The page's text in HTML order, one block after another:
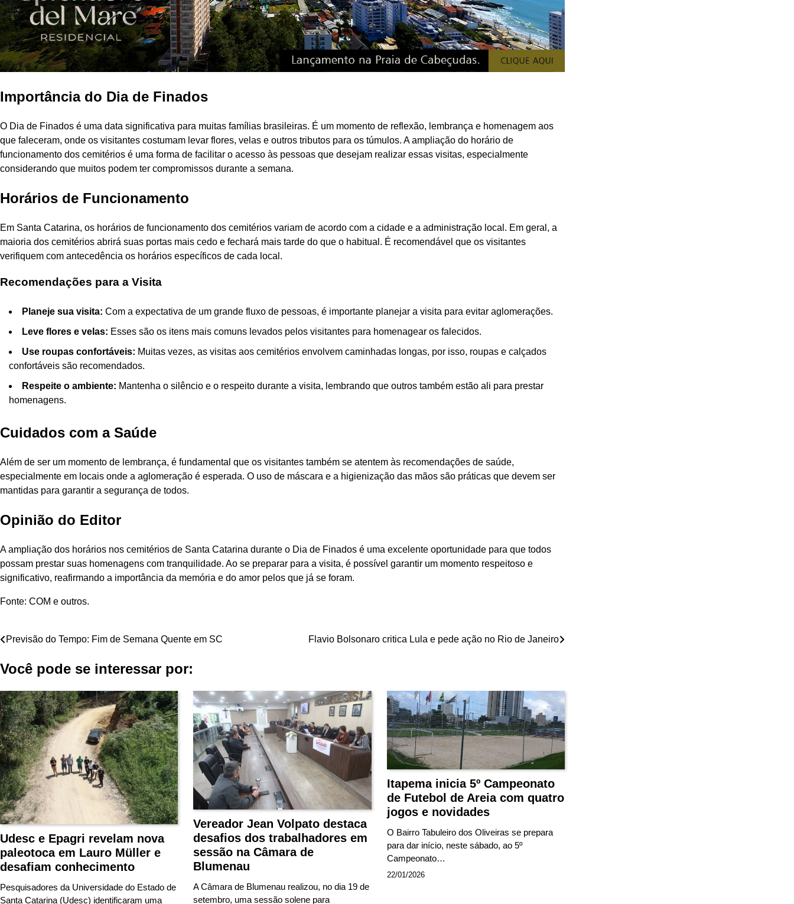
Importância do Dia de Finados
O Dia de Finados é uma data significativa para muitas famílias brasileiras. É um momento de reflexão, lembrança e homenagem aos
que faleceram, onde os visitantes costumam levar flores, velas e outros tributos para os túmulos. A ampliação do horário de
funcionamento dos cemitérios é uma forma de facilitar o acesso às pessoas que desejam realizar essas visitas, especialmente
considerando que muitos podem ter compromissos durante a semana.
Horários de Funcionamento
Em Santa Catarina, os horários de funcionamento dos cemitérios variam de acordo com a cidade e a administração local. Em geral, a
maioria dos cemitérios abrirá suas portas mais cedo e fechará mais tarde do que o habitual. É recomendável que os visitantes
verifiquem com antecedência os horários específicos de cada local.
Recomendações para a Visita
Planeje sua visita: Com a expectativa de um grande fluxo de pessoas, é importante planejar a visita para evitar aglomerações.
Leve flores e velas: Esses são os itens mais comuns levados pelos visitantes para homenagear os falecidos.
Use roupas confortáveis: Muitas vezes, as visitas aos cemitérios envolvem caminhadas longas, por isso, roupas e calçados
confortáveis são recomendados.
Respeite o ambiente: Mantenha o silêncio e o respeito durante a visita, lembrando que outros também estão ali para prestar
homenagens.
Cuidados com a Saúde
Além de ser um momento de lembrança, é fundamental que os visitantes também se atentem às recomendações de saúde,
especialmente em locais onde a aglomeração é esperada. O uso de máscara e a higienização das mãos são práticas que devem ser
mantidas para garantir a segurança de todos.
Opinião do Editor
A ampliação dos horários nos cemitérios de Santa Catarina durante o Dia de Finados é uma excelente oportunidade para que todos
possam prestar suas homenagens com tranquilidade. Ao se preparar para a visita, é possível garantir um momento respeitoso e
significativo, reafirmando a importância da memória e do amor pelos que já se foram.
Fonte: COM e outros.
Navegação
de
Previsão do Tempo: Fim de Semana Quente em SC Flavio Bolsonaro critica Lula e pede ação no Rio de Janeiro
Você pode se interessar por:
Udesc e Epagri revelam nova
paleotoca em Lauro Müller e
desafiam conhecimento
Pesquisadores da Universidade do Estado de
Santa Catarina (Udesc) identificaram uma
Vereador Jean Volpato destaca
desafios dos trabalhadores em
sessão na Câmara de
Blumenau
A Câmara de Blumenau realizou, no dia 19 de
setembro, uma sessão solene para
Itapema inicia 5º Campeonato
de Futebol de Areia com quatro
jogos e novidades
O Bairro Tabuleiro dos Oliveiras se prepara
para dar início, neste sábado, ao 5º
Campeonato…
22/01/2026